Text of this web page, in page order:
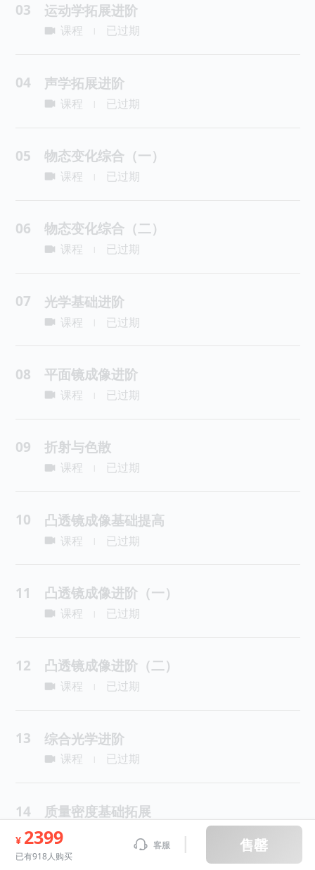
03 运动学拓展进阶
课程 已过期
04 声学拓展进阶
课程 已过期
05 物态变化综合（一）
课程 已过期
06 物态变化综合（二）
课程 已过期
07 光学基础进阶
课程 已过期
08 平面镜成像进阶
课程 已过期
09 折射与色散
课程 已过期
10 凸透镜成像基础提高
课程 已过期
11 凸透镜成像进阶（一）
课程 已过期
12 凸透镜成像进阶（二）
课程 已过期
13 综合光学进阶
课程 已过期
14 质量密度基础拓展
课程
¥ 2399
已有918人购买
客服 售罄